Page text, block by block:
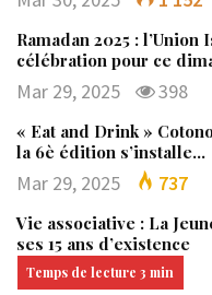
Ramadan 2025 :
célébration pour ce
Mar 29, 2025 398
« Eat and Drink »
la 6è édition s’installe…
Mar 29, 2025 737
Vie associative : La
ses 15 ans d’existence